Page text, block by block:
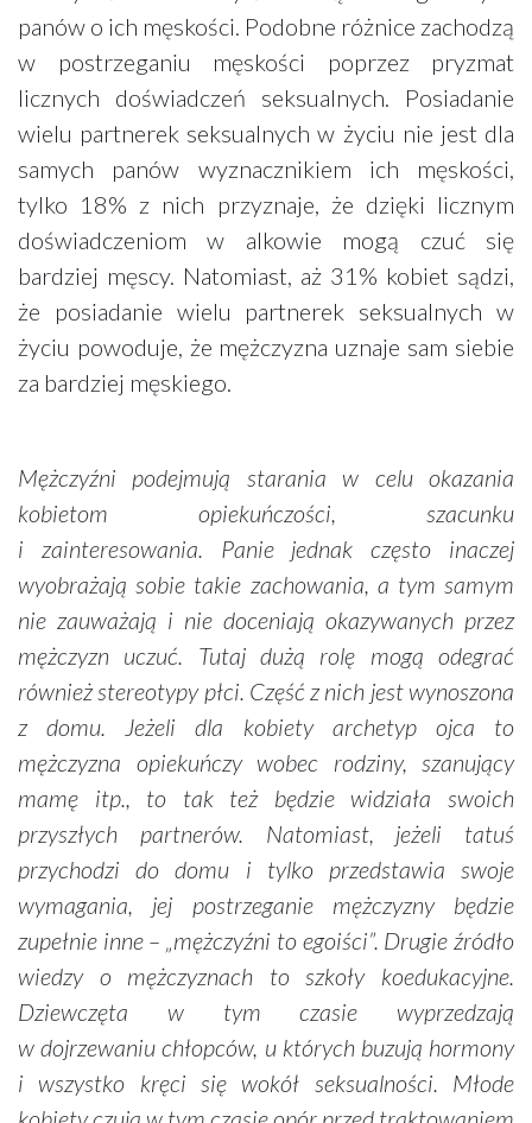
panów o ich męskości. Podobne różnice zachodzą
w postrzeganiu męskości poprzez pryzmat
licznych doświadczeń seksualnych. Posiadanie
wielu partnerek seksualnych w życiu nie jest dla
samych panów wyznacznikiem ich męskości,
tylko 18% z nich przyznaje, że dzięki licznym
doświadczeniom w alkowie mogą czuć się
bardziej męscy. Natomiast, aż 31% kobiet sądzi,
że posiadanie wielu partnerek seksualnych w
życiu powoduje, że mężczyzna uznaje sam siebie
za bardziej męskiego.
Mężczyźni podejmują starania w celu okazania
kobietom opiekuńczości, szacunku
i zainteresowania. Panie jednak często inaczej
wyobrażają sobie takie zachowania, a tym samym
nie zauważają i nie doceniają okazywanych przez
mężczyzn uczuć. Tutaj dużą rolę mogą odegrać
również stereotypy płci. Część z nich jest wynoszona
z domu. Jeżeli dla kobiety archetyp ojca to
mężczyzna opiekuńczy wobec rodziny, szanujący
mamę itp., to tak też będzie widziała swoich
przyszłych partnerów. Natomiast, jeżeli tatuś
przychodzi do domu i tylko przedstawia swoje
wymagania, jej postrzeganie mężczyzny będzie
zupełnie inne – „mężczyźni to egoiści”. Drugie źródło
wiedzy o mężczyznach to szkoły koedukacyjne.
Dziewczęta w tym czasie wyprzedzają
w dojrzewaniu chłopców, u których buzują hormony
i wszystko kręci się wokół seksualności. Młode